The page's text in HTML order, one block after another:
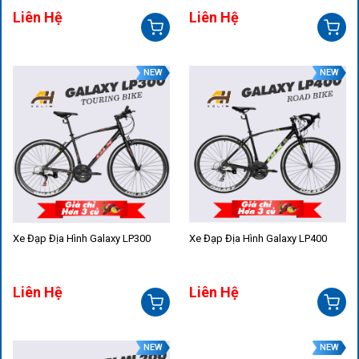
Liên Hệ Liên Hệ
NEW
Xe Đạp Địa Hình Galaxy LP300
Liên Hệ
NEW
Xe Đạp Địa Hình Galaxy LP400
Liên Hệ
NEW NEW